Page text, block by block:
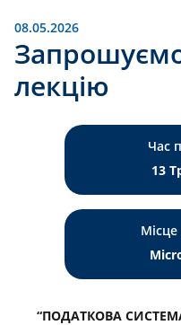
08.05.2026
лекцію
Час
13
“ПОДАТКОВА